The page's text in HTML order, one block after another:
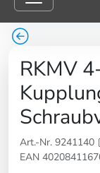
RKMV
Art.-Nr. 9241140
EAN